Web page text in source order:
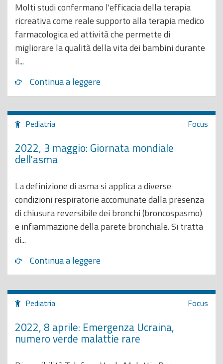
Molti studi confermano l'efficacia della terapia
ricreativa come reale supporto alla terapia medico
farmacologica ed attività che permette di
migliorare la qualità della vita dei bambini durante
il...
Continua a leggere
Pediatria Focus
2022, 3 maggio: Giornata mondiale
dell'asma
La definizione di asma si applica a diverse
condizioni respiratorie accomunate dalla presenza
di chiusura reversibile dei bronchi (broncospasmo)
e infiammazione della parete bronchiale. Si tratta
di...
Continua a leggere
Pediatria Focus
2022, 8 aprile: Emergenza Ucraina,
numero verde malattie rare